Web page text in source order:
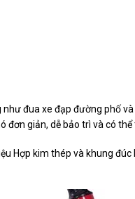
đua xe đạp đường phố
giản, dễ bảo trì và có
Hợp kim thép và khung